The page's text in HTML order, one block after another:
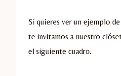
Sí quieres ver un ejemplo
te invitamos a nuestro
el siguiente cuadro.